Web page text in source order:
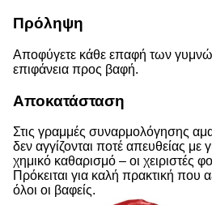
Πρόληψη
Αποφύγετε κάθε επαφή των
επιφάνεια προς βαφή.
Αποκατάσταση
Στις γραμμές συναρμολόγησης
δεν αγγίζονται ποτέ απευθείας με
χημικό καθαρισμό – οι χειριστές
Πρόκειται για καλή πρακτική που
όλοι οι βαφείς.